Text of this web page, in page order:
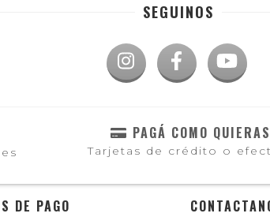
SEGUINOS
PAGÁ COMO QUIERAS
Tarjetas de crédito o
DE PAGO